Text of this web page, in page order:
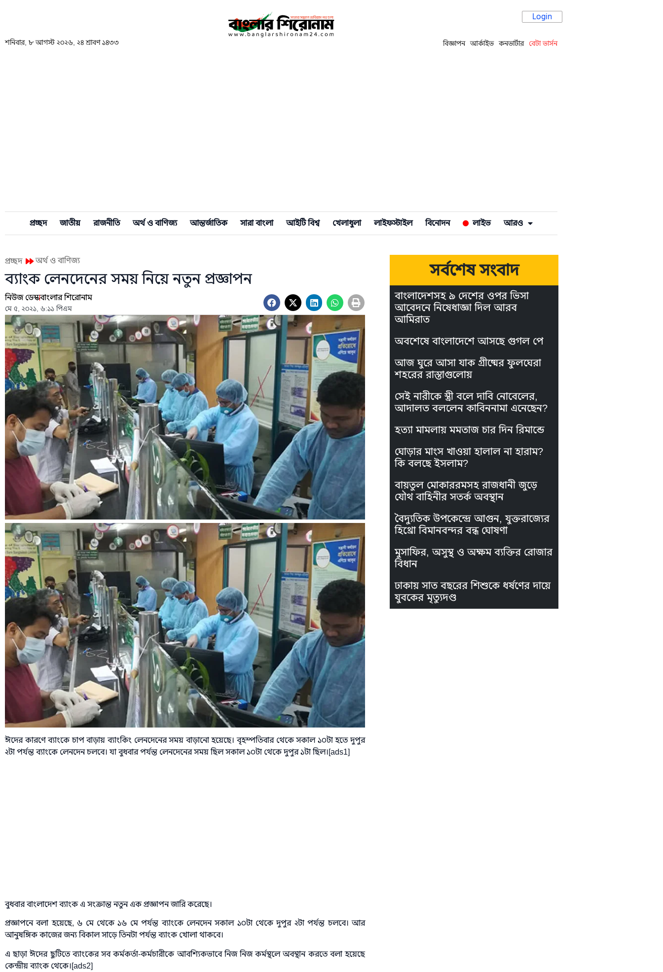
Login
শনিবার, ৮ আগস্ট ২০২৬, ২৪ শ্রাবণ ১৪৩৩ বিজ্ঞাপন আর্কাইভ কনভার্টার বেটা ভার্সন
প্রচ্ছদ জাতীয় রাজনীতি অর্থ ও বাণিজ্য আন্তর্জাতিক সারা বাংলা আইটি বিশ্ব খেলাধুলা লাইফস্টাইল বিনোদন লাইভ আরও
প্রচ্ছদ অর্থ ও বাণিজ্য
ব্যাংক লেনদেনের সময় নিয়ে নতুন প্রজ্ঞাপন
নিউজ ডেস্কবাংলার শিরোনাম
মে ৫, ২০২১, ৬:১১ পিএম
ঈদের কারণে ব্যাংকে চাপ বাড়ায় ব্যাংকিং লেনদেনের সময় বাড়ানো হয়েছে। বৃহস্পতিবার থেকে সকাল ১০টা হতে দুপুর
২টা পর্যন্ত ব্যাংকে লেনদেন চলবে। যা বুধবার পর্যন্ত লেনদেনের সময় ছিল সকাল ১০টা থেকে দুপুর ১টা ছিল।[ads1]
বুধবার বাংলাদেশ ব্যাংক এ সংক্রান্ত নতুন এক প্রজ্ঞাপন জারি করেছে।
প্রজ্ঞাপনে বলা হয়েছে, ৬ মে থেকে ১৬ মে পর্যন্ত ব্যাংকে লেনদেন সকাল ১০টা থেকে দুপুর ২টা পর্যন্ত চলবে। আর
আনুষঙ্গিক কাজের জন্য বিকাল সাড়ে তিনটা পর্যন্ত ব্যাংক খোলা থাকবে।
এ ছাড়া ঈদের ছুটিতে ব্যাংকের সব কর্মকর্তা-কর্মচারীকে আবশ্যিকভাবে নিজ নিজ কর্মস্থলে অবস্থান করতে বলা হয়েছে
কেন্দ্রীয় ব্যাংক থেকে।[ads2]
সর্বশেষ সংবাদ
বাংলাদেশসহ ৯ দেশের ওপর ভিসা
আবেদনে নিষেধাজ্ঞা দিল আরব
আমিরাত
অবশেষে বাংলাদেশে আসছে গুগল পে
আজ ঘুরে আসা যাক গ্রীষ্মের ফুলঘেরা
শহরের রাস্তাগুলোয়
সেই নারীকে স্ত্রী বলে দাবি নোবেলের,
আদালত বললেন কাবিননামা এনেছেন?
হত্যা মামলায় মমতাজ চার দিন রিমান্ডে
ঘোড়ার মাংস খাওয়া হালাল না হারাম?
কি বলছে ইসলাম?
বায়তুল মোকাররমসহ রাজধানী জুড়ে
যৌথ বাহিনীর সতর্ক অবস্থান
বৈদ্যুতিক উপকেন্দ্রে আগুন, যুক্তরাজ্যের
হিথ্রো বিমানবন্দর বন্ধ ঘোষণা
মুসাফির, অসুস্থ ও অক্ষম ব্যক্তির রোজার
বিধান
ঢাকায় সাত বছরের শিশুকে ধর্ষণের দায়ে
যুবকের মৃত্যুদণ্ড